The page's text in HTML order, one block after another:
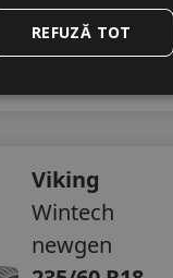
In stoc - peste 12
livrare 2/3 zile
4
Viking
Wintech
newgen
REFUZĂ TOT